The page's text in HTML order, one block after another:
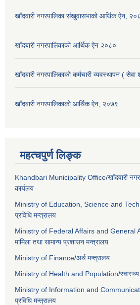
खाँदवारी नगरपालिका संखुवासभाको आर्थिक ऐन,
खाँदबारी नगरपालिकाको आर्थिक ऐन २०८०
खाँदबारी नगरपालिकाको कर्मचारी व्यवस्थापन (
खाँदबारी नगरपालिकाको आर्थिक ऐन, २०७९
महत्चपुर्ण लिङ्क
Khandbari Municipality Office/खाँदवारी
कार्यलय
Ministry of Education, Science and
प्रविधि मन्त्रालय
Ministry of Federal Affairs and General
मामिला तथा सामान्य प्रशासन मन्त्रालय
Ministry of Finance/अर्थ मन्त्रालय
Ministry of Health and Population/
Ministry of Information and
प्रविधि मन्त्रालय